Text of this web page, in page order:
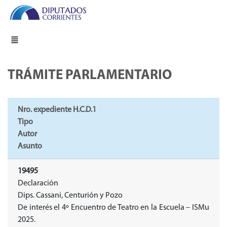
TRÁMITE PARLAMENTARIO
Nro. expediente H.C.D.1
Tipo
Autor
Asunto
19495
Declaración
Dips. Cassani, Centurión y Pozo
De interés el 4º Encuentro de Teatro en la Escuela – ISMu
2025.